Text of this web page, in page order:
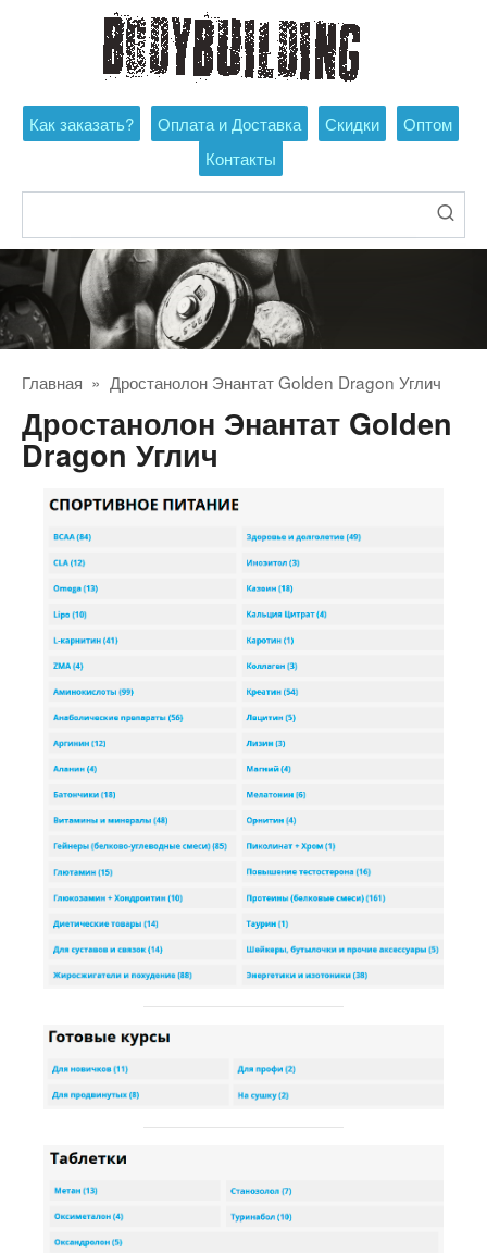
Как заказать? Оплата и Доставка Скидки
Оптом
Контакты
Главная » Дростанолон Энантат Golden Dragon Углич
Дростанолон Энантат Golden
Dragon Углич